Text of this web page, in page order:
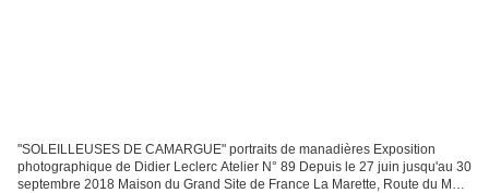
"SOLEILLEUSES DE CAMARGUE" portraits de manadières Exposition
photographique de Didier Leclerc Atelier N° 89 Depuis le 27 juin jusqu'au 30
septembre 2018 Maison du Grand Site de France La Marette, Route du Môle